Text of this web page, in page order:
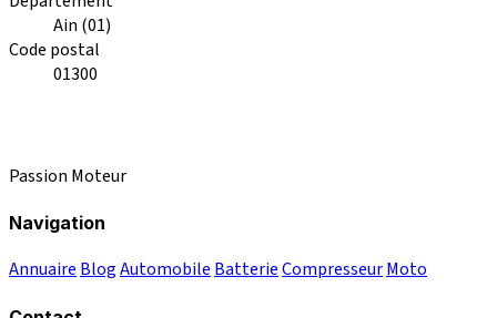
Ain (01)
Code postal
01300
Passion Moteur
Navigation
Annuaire BlogAutomobile BatterieCompresseurMoto